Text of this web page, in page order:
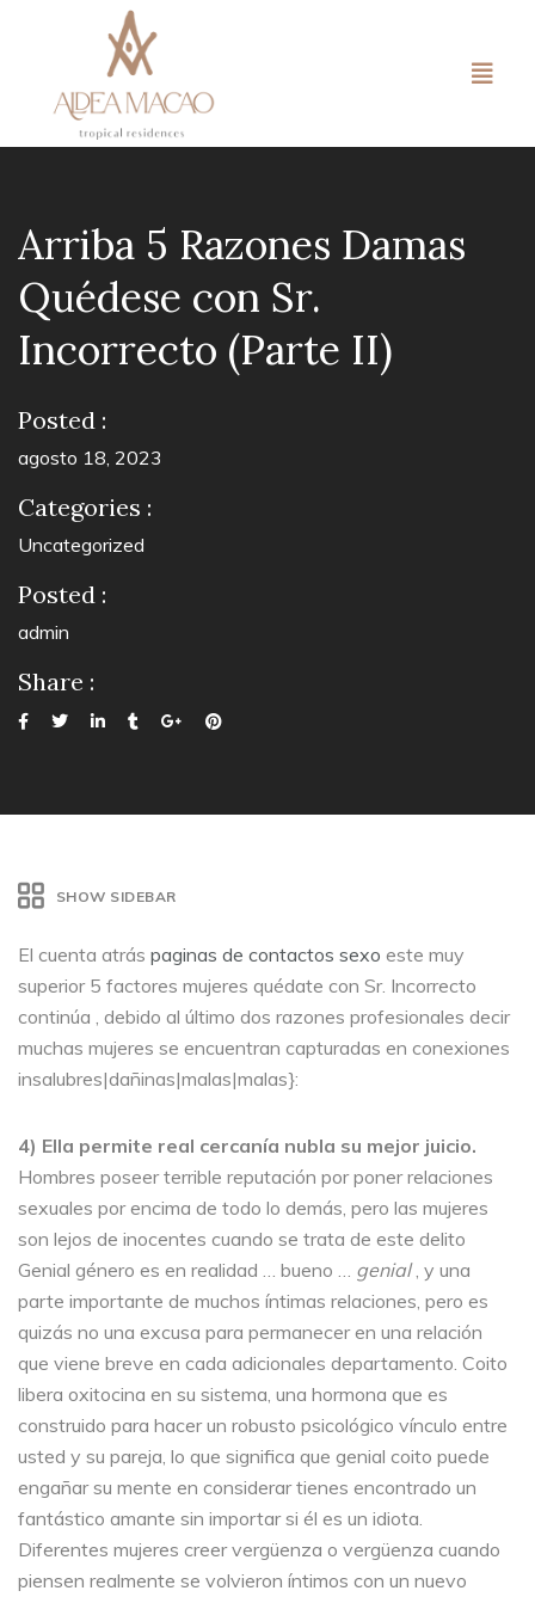
Arriba 5 Razones Damas
Quédese con Sr.
Incorrecto (Parte II)
Posted :
agosto 18, 2023
Categories :
Uncategorized
Posted :
admin
Share :
SHOW SIDEBAR
El cuenta atrás paginas de contactos sexo este muy
superior 5 factores mujeres quédate con Sr. Incorrecto
continúa , debido al último dos razones profesionales decir
muchas mujeres se encuentran capturadas en conexiones
insalubres|dañinas|malas|malas}:
4) Ella permite real cercanía nubla su mejor juicio.
Hombres poseer terrible reputación por poner relaciones
sexuales por encima de todo lo demás, pero las mujeres
son lejos de inocentes cuando se trata de este delito
Genial género es en realidad … bueno … genial, y una
parte importante de muchos íntimas relaciones, pero es
quizás no una excusa para permanecer en una relación
que viene breve en cada adicionales departamento. Coito
libera oxitocina en su sistema, una hormona que es
construido para hacer un robusto psicológico vínculo entre
usted y su pareja, lo que significa que genial coito puede
engañar su mente en considerar tienes encontrado un
fantástico amante sin importar si él es un idiota.
Diferentes mujeres creer vergüenza o vergüenza cuando
piensen realmente se volvieron íntimos con un nuevo